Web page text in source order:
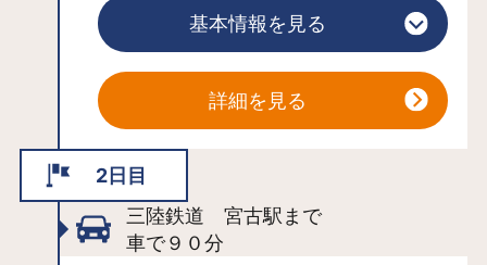
きませんでした。そこで、つなぎ温泉
にご宿泊いただいたお客様を対象に、
2023年4月21日～10月31日の期間中は
毎日開催。2024年2月9日～2月19日の
10日間は3館同時開催。盛岡の夏の風物
詩である「盛岡さんさ踊り」の特別公
演を開催します。出演団体は、盛岡さ
んさ踊り振興協議会に加盟する伝統さ
基本情報を見る
詳細を見る
2日目
三陸鉄道 宮古駅まで
車で９０分